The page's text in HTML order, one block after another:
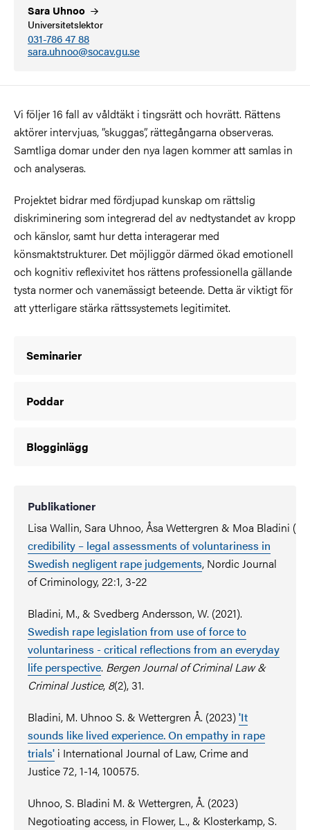
Sara Uhnoo
Universitetslektor
031-786 47 88
sara.uhnoo@socav.gu.se
Vi följer 16 fall av våldtäkt i tingsrätt och hovrätt. Rättens
aktörer intervjuas, ”skuggas”, rättegångarna observeras.
Samtliga domar under den nya lagen kommer att samlas in
och analyseras.
Projektet bidrar med fördjupad kunskap om rättslig
diskriminering som integrerad del av nedtystandet av kropp
och känslor, samt hur detta interagerar med
könsmaktstrukturer. Det möjliggör därmed ökad emotionell
och kognitiv reflexivitet hos rättens professionella gällande
tysta normer och vanemässigt beteende. Detta är viktigt för
att ytterligare stärka rättssystemets legitimitet.
Seminarier
Poddar
Blogginlägg
Publikationer
Lisa Wallin, Sara Uhnoo, Åsa Wettergren & Moa Bladini
credibility – legal assessments of voluntariness in
Swedish negligent rape judgements, Nordic Journal
of Criminology, 22:1, 3-22
Bladini, M., & Svedberg Andersson, W. (2021).
Swedish rape legislation from use of force to
voluntariness - critical reflections from an everyday
life perspective. Bergen Journal of Criminal Law &
Criminal Justice, 8(2), 31.
Bladini, M. Uhnoo S. & Wettergren Å. (2023)'It
sounds like lived experience. On empathy in rape
trials' i International Journal of Law, Crime and
Justice 72, 1-14, 100575.
Uhnoo, S. Bladini M. & Wettergren, Å. (2023)
Negotioating access, in Flower, L., & Klosterkamp, S.